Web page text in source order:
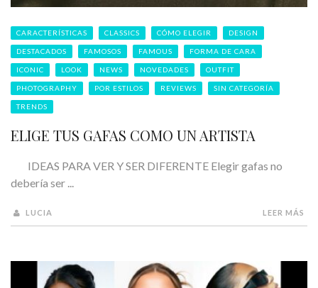
CARACTERÍSTICAS CLASSICS CÓMO ELEGIR DESIGN
DESTACADOS FAMOSOS FAMOUS FORMA DE CARA
ICONIC LOOK NEWS NOVEDADES OUTFIT
PHOTOGRAPHY POR ESTILOS REVIEWS SIN CATEGORÍA
TRENDS
ELIGE TUS GAFAS COMO UN ARTISTA
IDEAS PARA VER Y SER DIFERENTE Elegir gafas no
debería ser ...
LUCIA LEER MÁS